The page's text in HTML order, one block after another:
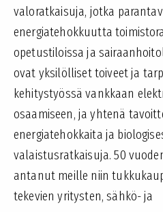
valoratkaisuja, jotka
energiatehokkuutta
opetustiloissa ja
ovat yksilölliset toiveet ja
kehitystyössä vankkaan
osaamiseen, ja yhtenä
energiatehokkaita ja
valaistusratkaisuja. 50
antanut meille niin
tekevien yritysten, sähkö- ja